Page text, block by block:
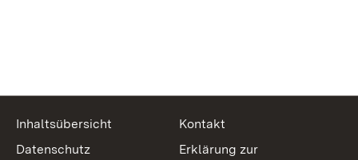
Inhaltsübersicht
Kontakt
Datenschutz
Erklärung zur